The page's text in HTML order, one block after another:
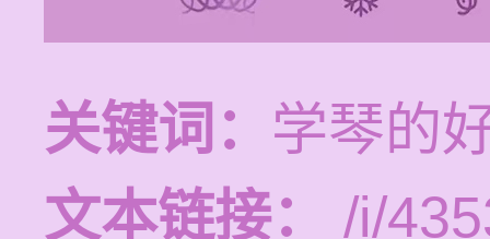
关键词： 学琴的
文本链接：
/i/